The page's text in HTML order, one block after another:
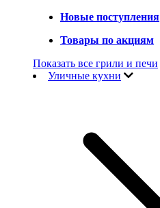
Новые поступления
Товары по акциям
Показать все грили и печи
Уличные кухни